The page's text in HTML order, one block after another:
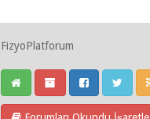
FizyoPlatforum